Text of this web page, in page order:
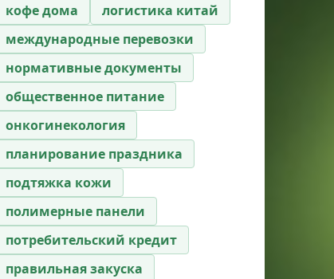
кофе дома
логистика китай
международные перевозки
нормативные документы
общественное питание
онкогинекология
планирование праздника
подтяжка кожи
полимерные панели
потребительский кредит
правильная закуска